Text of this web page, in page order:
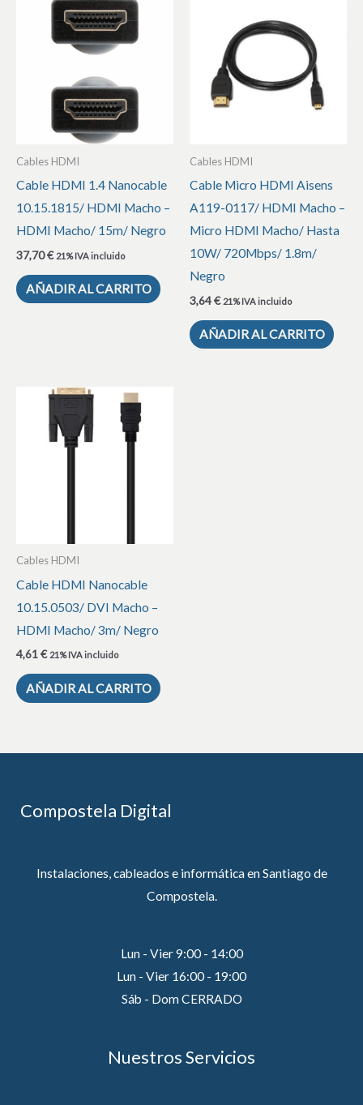
Cables HDMI
Cable HDMI 1.4 Nanocable
10.15.1815/ HDMI Macho –
HDMI Macho/ 15m/ Negro
37,70€ 21% IVA incluido
AÑADIR AL CARRITO
Cables HDMI
Cable Micro HDMI Aisens
A119-0117/ HDMI Macho –
Micro HDMI Macho/ Hasta
10W/ 720Mbps/ 1.8m/
Negro
3,64€ 21% IVA incluido
AÑADIR AL CARRITO
Cables HDMI
Cable HDMI Nanocable
10.15.0503/ DVI Macho –
HDMI Macho/ 3m/ Negro
4,61€ 21% IVA incluido
AÑADIR AL CARRITO
Compostela Digital
Instalaciones, cableados e informática en Santiago de
Compostela.
Lun - Vier 9:00 - 14:00
Lun - Vier 16:00 - 19:00
Sáb - Dom CERRADO
Nuestros Servicios